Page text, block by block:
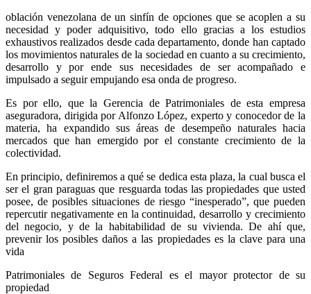
oblación venezolana de un sinfín de opciones que se acoplen a su
necesidad y poder adquisitivo, todo ello gracias a los estudios
exhaustivos realizados desde cada departamento, donde han captado
los movimientos naturales de la sociedad en cuanto a su crecimiento,
desarrollo y por ende sus necesidades de ser acompañado e
impulsado a seguir empujando esa onda de progreso.
Es por ello, que la Gerencia de Patrimoniales de esta empresa
aseguradora, dirigida por Alfonzo López, experto y conocedor de la
materia, ha expandido sus áreas de desempeño naturales hacia
mercados que han emergido por el constante crecimiento de la
colectividad.
En principio, definiremos a qué se dedica esta plaza, la cual busca el
ser el gran paraguas que resguarda todas las propiedades que usted
posee, de posibles situaciones de riesgo “inesperado”, que pueden
repercutir negativamente en la continuidad, desarrollo y crecimiento
del negocio, y de la habitabilidad de su vivienda. De ahí que,
prevenir los posibles daños a las propiedades es la clave para una
vida
Patrimoniales de Seguros Federal es el mayor protector de su
propiedad